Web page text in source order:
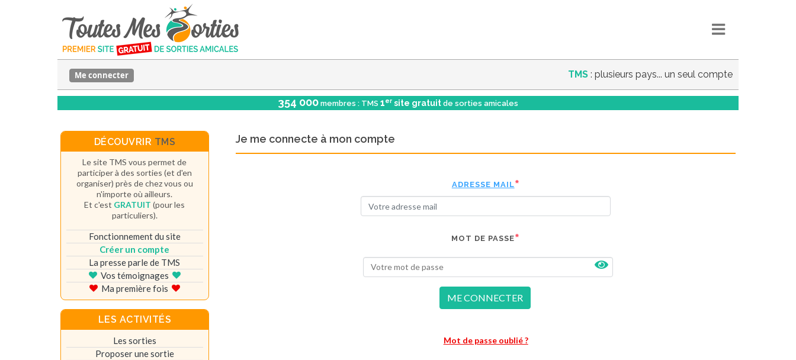
TMS : plusieurs pays... un seul compte
Me connecter
354 000 membres : TMS 1er site gratuit de sorties amicales
Je me connecte à mon compte
ADRESSE MAIL
MOT DE PASSE
ME CONNECTER
Mot de passe oublié ?
DÉCOUVRIR TMS
Le site TMS vous permet de
participer à des sorties (et d'en
organiser) près de chez vous ou
n'importe où ailleurs.
Et c'est GRATUIT (pour les
particuliers).
Fonctionnement du site
Créer un compte
La presse parle de TMS
Vos témoignages
Ma première fois
LES ACTIVITÉS
Les sorties
Proposer une sortie